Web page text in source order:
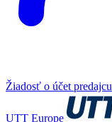
Žiadosť o účet predajcu
UTT Europe